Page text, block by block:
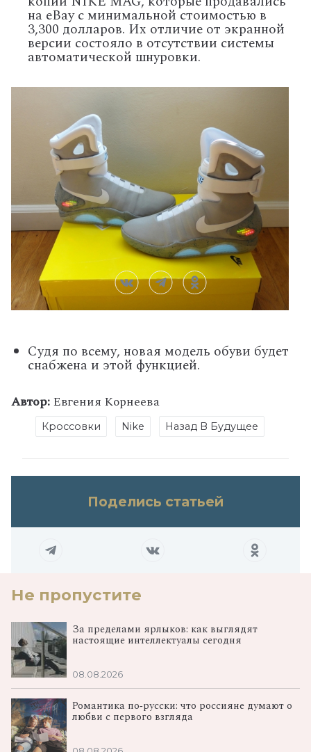
на eBay с минимальной стоимостью в
3,300 долларов. Их отличие от экранной
версии состояло в отсутствии системы
автоматической шнуровки.
Судя по всему, новая модель обуви будет
снабжена и этой функцией.
Автор:Евгения Корнеева
Кроссовки Nike Назад В Будущее
Поделись статьей
Не пропустите
За пределами ярлыков: как выглядят
настоящие интеллектуалы сегодня
08.08.2026
Романтика по‑русски: что россияне думают о
любви с первого взгляда